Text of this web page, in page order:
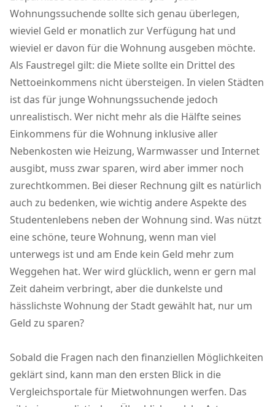
Wohnungssuchende sollte sich genau überlegen,
wieviel Geld er monatlich zur Verfügung hat und
wieviel er davon für die Wohnung ausgeben möchte.
Als Faustregel gilt: die Miete sollte ein Drittel des
Nettoeinkommens nicht übersteigen. In vielen Städten
ist das für junge Wohnungssuchende jedoch
unrealistisch. Wer nicht mehr als die Hälfte seines
Einkommens für die Wohnung inklusive aller
Nebenkosten wie Heizung, Warmwasser und Internet
ausgibt, muss zwar sparen, wird aber immer noch
zurechtkommen. Bei dieser Rechnung gilt es natürlich
auch zu bedenken, wie wichtig andere Aspekte des
Studentenlebens neben der Wohnung sind. Was nützt
eine schöne, teure Wohnung, wenn man viel
unterwegs ist und am Ende kein Geld mehr zum
Weggehen hat. Wer wird glücklich, wenn er gern mal
Zeit daheim verbringt, aber die dunkelste und
hässlichste Wohnung der Stadt gewählt hat, nur um
Geld zu sparen?
Sobald die Fragen nach den finanziellen Möglichkeiten
geklärt sind, kann man den ersten Blick in die
Vergleichsportale für Mietwohnungen werfen. Das